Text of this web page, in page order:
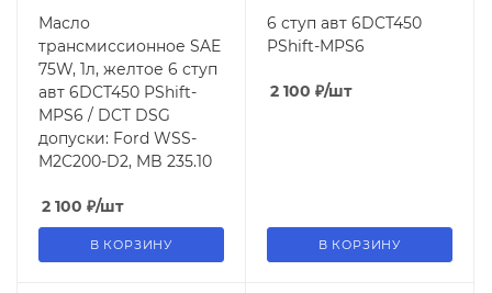
Масло
трансмиссионное SAE
75W, 1л, желтое 6 ступ
авт 6DCT450 PShift-
MPS6 / DCT DSG
допуски: Ford WSS-
M2C200-D2, MB 235.10
2 100 ₽/шт
В КОРЗИНУ
6 ступ авт 6DCT450
PShift-MPS6
2 100 ₽/шт
В КОРЗИНУ